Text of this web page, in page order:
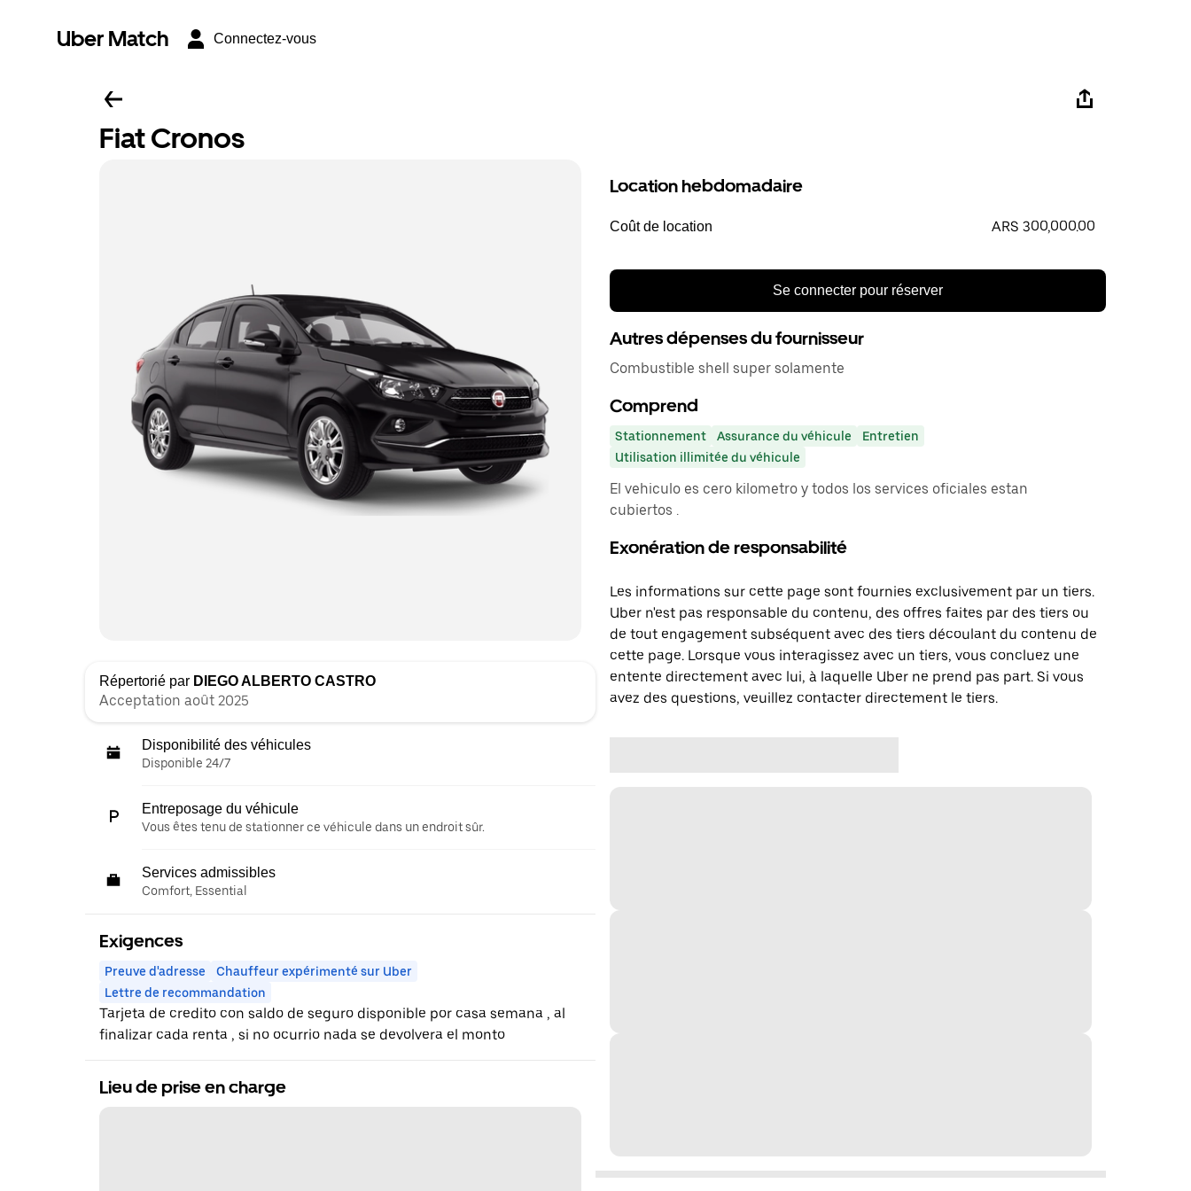
Uber Match Connectez-vous
Fiat Cronos
Répertorié par DIEGO ALBERTO CASTRO
Acceptation août 2025
Disponibilité des véhicules
Disponible 24/7
Entreposage du véhicule
Vous êtes tenu de stationner ce véhicule dans un endroit sûr.
Services admissibles
Comfort, Essential
Exigences
Preuve d'adresse
Chauffeur expérimenté sur Uber
Lettre de recommandation
Tarjeta de credito con saldo de seguro disponible por casa semana , al
finalizar cada renta , si no ocurrio nada se devolvera el monto
Lieu de prise en charge
Location hebdomadaire
Coût de location ARS 300,000.00
Se connecter pour réserver
Autres dépenses du fournisseur
Combustible shell super solamente
Comprend
Stationnement Assurance du véhicule
Entretien
Utilisation illimitée du véhicule
El vehiculo es cero kilometro y todos los services oficiales estan
cubiertos .
Exonération de responsabilité
Les informations sur cette page sont fournies exclusivement par un tiers.
Uber n'est pas responsable du contenu, des offres faites par des tiers ou
de tout engagement subséquent avec des tiers découlant du contenu de
cette page. Lorsque vous interagissez avec un tiers, vous concluez une
entente directement avec lui, à laquelle Uber ne prend pas part. Si vous
avez des questions, veuillez contacter directement le tiers.